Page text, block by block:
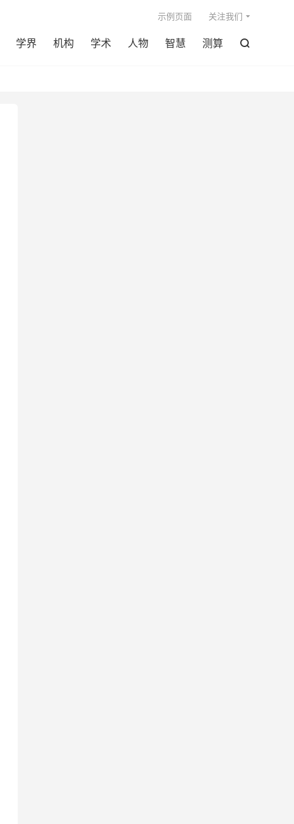
学界 机构 学术 人物 智慧 测算 
示例页面 关注我们